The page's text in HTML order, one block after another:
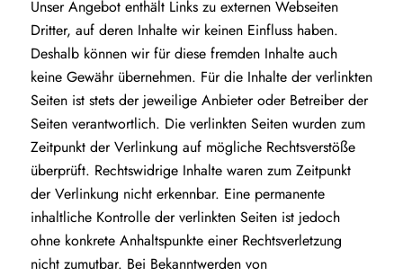
Unser Angebot enthält Links zu externen Webseiten
Dritter, auf deren Inhalte wir keinen Einfluss haben.
Deshalb können wir für diese fremden Inhalte auch
keine Gewähr übernehmen. Für die Inhalte der verlinkten
Seiten ist stets der jeweilige Anbieter oder Betreiber der
Seiten verantwortlich. Die verlinkten Seiten wurden zum
Zeitpunkt der Verlinkung auf mögliche Rechtsverstöße
überprüft. Rechtswidrige Inhalte waren zum Zeitpunkt
der Verlinkung nicht erkennbar. Eine permanente
inhaltliche Kontrolle der verlinkten Seiten ist jedoch
ohne konkrete Anhaltspunkte einer Rechtsverletzung
nicht zumutbar. Bei Bekanntwerden von